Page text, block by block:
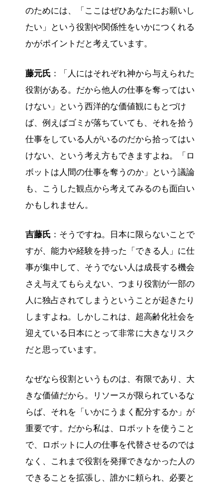
のためには、「ここはぜひあなたにお願いし
たい」という役割や関係性をいかにつくれる
かがポイントだと考えています。
藤元氏 ：「人にはそれぞれ神から与えられた
役割がある。だから他人の仕事を奪ってはい
けない」という西洋的な価値観にもとづけ
ば、例えばゴミが落ちていても、それを拾う
仕事をしている人がいるのだから拾ってはい
けない、という考え方もできますよね。「ロ
ボットは人間の仕事を奪うのか」という議論
も、こうした観点から考えてみるのも面白い
かもしれません。
吉藤氏 ：そうですね。日本に限らないことで
すが、能力や経験を持った「できる人」に仕
事が集中して、そうでない人は成長する機会
さえ与えてもらえない、つまり役割が一部の
人に独占されてしまうということが起きたり
しますよね。しかしこれは、超高齢化社会を
迎えている日本にとって非常に大きなリスク
だと思っています。
なぜなら役割というものは、有限であり、大
きな価値だから。リソースが限られているな
らば、それを「いかにうまく配分するか」が
重要です。だから私は、ロボットを使うこと
で、ロボットに人の仕事を代替させるのでは
なく、これまで役割を発揮できなかった人の
できることを拡張し、誰かに頼られ、必要と